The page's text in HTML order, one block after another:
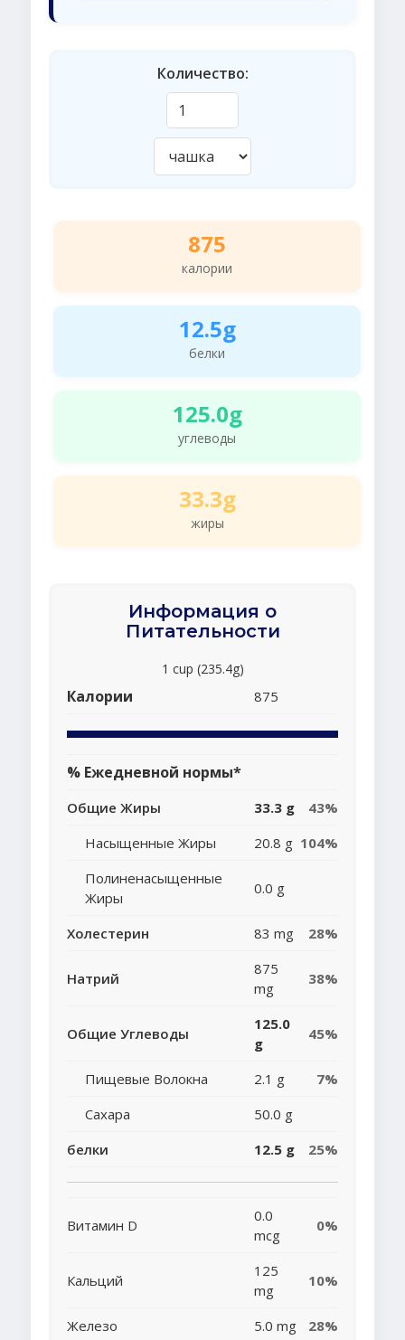
Количество:
875
калории
12.5g
белки
125.0g
углеводы
33.3g
жиры
Информация о
Питательности
1 cup (235.4g)
Калории 875
% Ежедневной нормы*
Общие Жиры 33.3 g
43%
Насыщенные Жиры
20.8 g 104%
Полиненасыщенные
Жиры
0.0 g
Холестерин 83 mg 28%
Натрий
875
mg
38%
Общие Углеводы
125.0
g
45%
Пищевые Волокна 2.1 g
7%
Сахара
50.0 g
белки
12.5 g 25%
Витамин D
0.0
mcg
0%
Кальций
125
mg
10%
Железо 5.0 mg 28%